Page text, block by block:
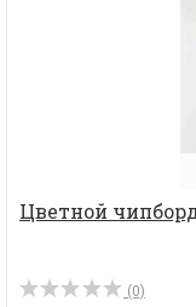
Цветной
(0)